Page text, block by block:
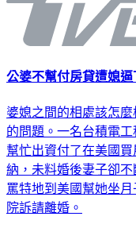
公婆不幫付房貸遭媳
婆媳之間的相處該怎
的問題。一名台積電
幫忙出資付了在美國
納，未料婚後妻子卻
罵特地到美國幫她坐
院訴請離婚。